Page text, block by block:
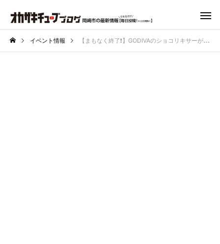
イベント情報 【まもなく終了❗️】GODIVAのショコリキサーが1杯無料でもらえる！？期間限定キャンペーン開催中🍫🥤